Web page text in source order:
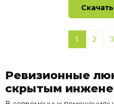
1 2 3
Ревизионные
скрытым